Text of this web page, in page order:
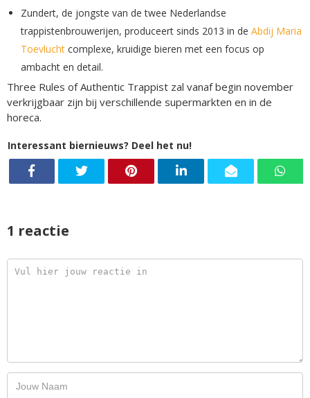
Zundert, de jongste van de twee Nederlandse
trappistenbrouwerijen, produceert sinds 2013 in de Abdij Maria
Toevlucht complexe, kruidige bieren met een focus op
ambacht en detail.
Three Rules of Authentic Trappist zal vanaf begin november
verkrijgbaar zijn bij verschillende supermarkten en in de
horeca.
Interessant biernieuws? Deel het nu!
1 reactie